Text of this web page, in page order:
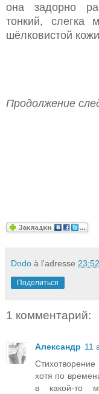
она задорно
тонкий, слегка
шёлковистой
Продолжение
Dodo à l'adresse 23:52
Поделиться
1 комментарий:
Александр 11
хотя по
в какой-то